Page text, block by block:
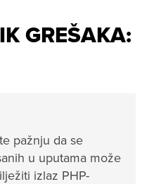
GREŠAKA:
pažnju da se
u uputama može
izlaz PHP-